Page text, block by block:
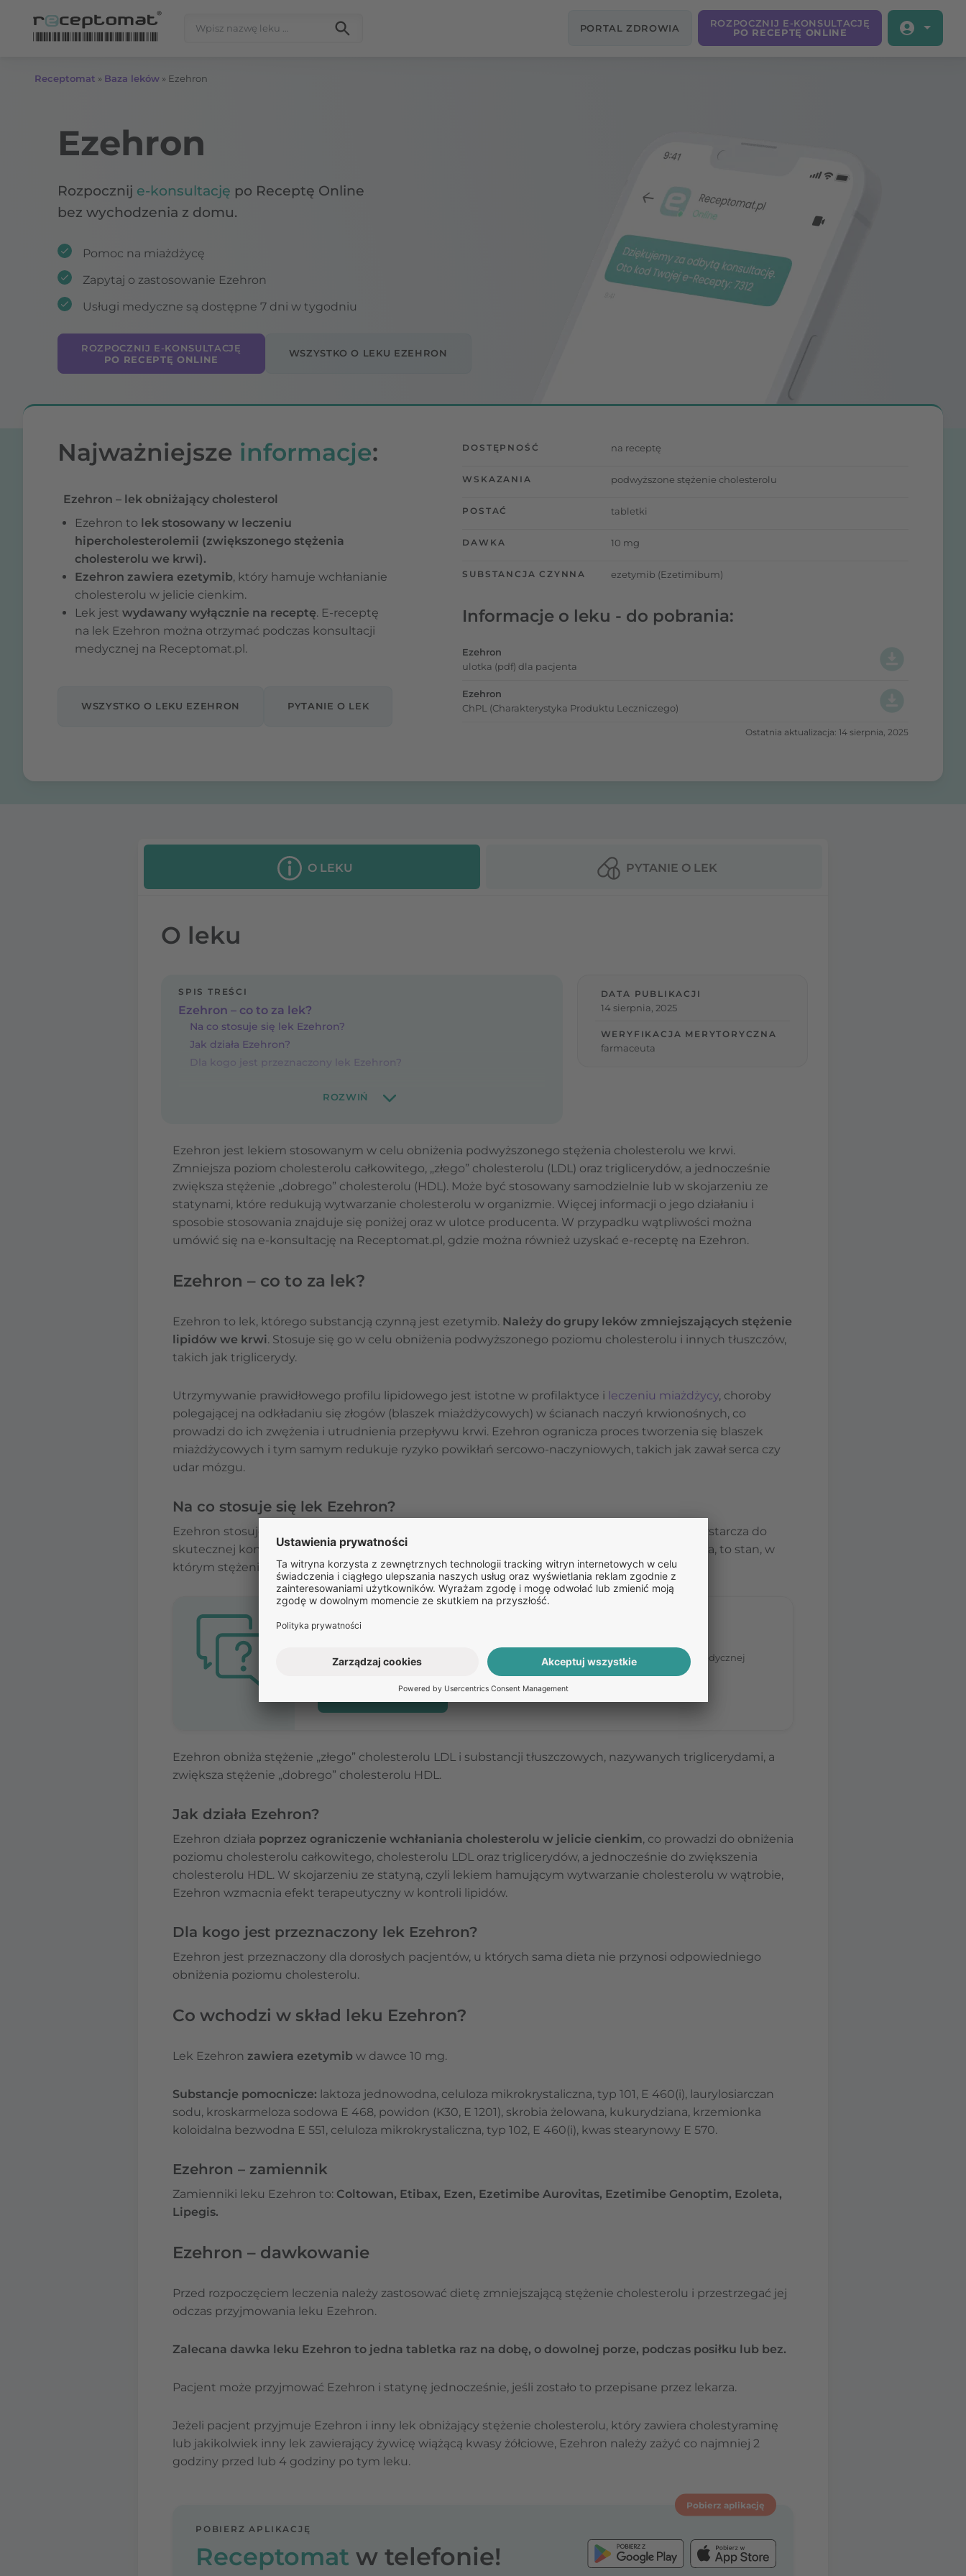
PORTAL ZDROWIA
ROZPOCZNIJ E-KONSULTACJĘ
PO RECEPTĘ ONLINE
Receptomat » Baza leków » Ezehron
Ezehron
Rozpocznij e-konsultację po Receptę Online
bez wychodzenia z domu.
Pomoc na miażdżycę
Zapytaj o zastosowanie Ezehron
Usługi medyczne są dostępne 7 dni w tygodniu
ROZPOCZNIJ E-KONSULTACJĘ
PO RECEPTĘ ONLINE
WSZYSTKO O LEKU EZEHRON
Najważniejsze informacje:
Ezehron – lek obniżający cholesterol
Ezehron to lek stosowany w leczeniu
hipercholesterolemii (zwiększonego stężenia
cholesterolu we krwi).
Ezehron zawiera ezetymib, który hamuje wchłanianie
cholesterolu w jelicie cienkim.
Lek jest wydawany wyłącznie na receptę. E-receptę
na lek Ezehron można otrzymać podczas konsultacji
medycznej na Receptomat.pl.
WSZYSTKO O LEKU EZEHRON PYTANIE O LEK
DOSTĘPNOŚĆ na receptę
WSKAZANIA podwyższone stężenie cholesterolu
POSTAĆ tabletki
DAWKA 10 mg
SUBSTANCJA CZYNNA ezetymib (Ezetimibum)
Informacje o leku - do pobrania:
Ezehron
ulotka (pdf) dla pacjenta
Ezehron
ChPL (Charakterystyka Produktu Leczniczego)
Ostatnia aktualizacja: 14 sierpnia, 2025
O LEKU PYTANIE O LEK
O leku
SPIS TREŚCI
Ezehron – co to za lek?
Na co stosuje się lek Ezehron?
Jak działa Ezehron?
Dla kogo jest przeznaczony lek Ezehron?
DATA PUBLIKACJI
14 sierpnia, 2025
WERYFIKACJA MERYTORYCZNA
farmaceuta
Ezehron jest lekiem stosowanym w celu obniżenia podwyższonego stężenia cholesterolu we krwi.
Zmniejsza poziom cholesterolu całkowitego, „złego” cholesterolu (LDL) oraz triglicerydów, a jednocześnie
zwiększa stężenie „dobrego” cholesterolu (HDL). Może być stosowany samodzielnie lub w skojarzeniu ze
statynami, które redukują wytwarzanie cholesterolu w organizmie. Więcej informacji o jego działaniu i
sposobie stosowania znajduje się poniżej oraz w ulotce producenta. W przypadku wątpliwości można
umówić się na e-konsultację na Receptomat.pl, gdzie można również uzyskać e-receptę na Ezehron.
Ezehron – co to za lek?
Ezehron to lek, którego substancją czynną jest ezetymib. Należy do grupy leków zmniejszających stężenie
lipidów we krwi. Stosuje się go w celu obniżenia podwyższonego poziomu cholesterolu i innych tłuszczów,
takich jak triglicerydy.
Utrzymywanie prawidłowego profilu lipidowego jest istotne w profilaktyce i leczeniu miażdżycy, choroby
polegającej na odkładaniu się złogów (blaszek miażdżycowych) w ścianach naczyń krwionośnych, co
prowadzi do ich zwężenia i utrudnienia przepływu krwi. Ezehron ogranicza proces tworzenia się blaszek
miażdżycowych i tym samym redukuje ryzyko powikłań sercowo-naczyniowych, takich jak zawał serca czy
udar mózgu.
Na co stosuje się lek Ezehron?
Ezehron stosuje się u pacjentów, u których sama dieta obniżająca poziom cholesterolu nie wystarcza do
skutecznej kontroli stężenia cholesterolu. Podwyższony cholesterol, czyli hipercholesterolemia, to stan, w
którym stężenie cholesterolu we krwi przekracza wartości uznawane za prawidłowe.
ZAPYTAJ O LEK
Odpowiedź na pytanie nie stanowi porady medycznej. W celu uzyskania porady medycznej
umów się na teleporadę w Receptomat.
Ezehron obniża stężenie „złego” cholesterolu LDL i substancji tłuszczowych, nazywanych triglicerydami, a
zwiększa stężenie „dobrego” cholesterolu HDL.
Jak działa Ezehron?
Ezehron działa poprzez ograniczenie wchłaniania cholesterolu w jelicie cienkim, co prowadzi do obniżenia
poziomu cholesterolu całkowitego, cholesterolu LDL oraz triglicerydów, a jednocześnie do zwiększenia
cholesterolu HDL. W skojarzeniu ze statyną, czyli lekiem hamującym wytwarzanie cholesterolu w wątrobie,
Ezehron wzmacnia efekt terapeutyczny w kontroli lipidów.
Dla kogo jest przeznaczony lek Ezehron?
Ezehron jest przeznaczony dla dorosłych pacjentów, u których sama dieta nie przynosi odpowiedniego
obniżenia poziomu cholesterolu.
Co wchodzi w skład leku Ezehron?
Lek Ezehron zawiera ezetymib w dawce 10 mg.
Substancje pomocnicze: laktoza jednowodna, celuloza mikrokrystaliczna, typ 101, E 460(i), laurylosiarczan
sodu, kroskarmeloza sodowa E 468, powidon (K30, E 1201), skrobia żelowana, kukurydziana, krzemionka
koloidalna bezwodna E 551, celuloza mikrokrystaliczna, typ 102, E 460(i), kwas stearynowy E 570.
Ezehron – zamiennik
Zamienniki leku Ezehron to: Coltowan, Etibax, Ezen, Ezetimibe Aurovitas, Ezetimibe Genoptim, Ezoleta,
Lipegis.
Ezehron – dawkowanie
Przed rozpoczęciem leczenia należy zastosować dietę zmniejszającą stężenie cholesterolu i przestrzegać jej
odczas przyjmowania leku Ezehron.
Zalecana dawka leku Ezehron to jedna tabletka raz na dobę, o dowolnej porze, podczas posiłku lub bez.
Pacjent może przyjmować Ezehron i statynę jednocześnie, jeśli zostało to przepisane przez lekarza.
Jeżeli pacjent przyjmuje Ezehron i inny lek obniżający stężenie cholesterolu, który zawiera cholestyraminę
lub jakikolwiek inny lek zawierający żywicę wiążącą kwasy żółciowe, Ezehron należy zażyć co najmniej 2
godziny przed lub 4 godziny po tym leku.
Pobierz aplikację
POBIERZ APLIKACJĘ
Receptomat w telefonie!